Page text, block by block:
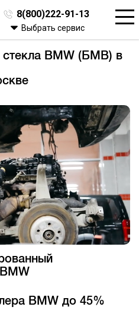
8(800)222-91-13
Выбрать сервис
стекла BMW (БМВ) в
BMW до 45%